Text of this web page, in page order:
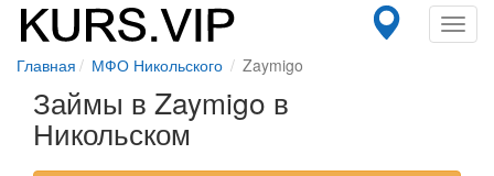
Главная МФО Никольского Zaymigo
Займы в Zaymigo в
Никольском